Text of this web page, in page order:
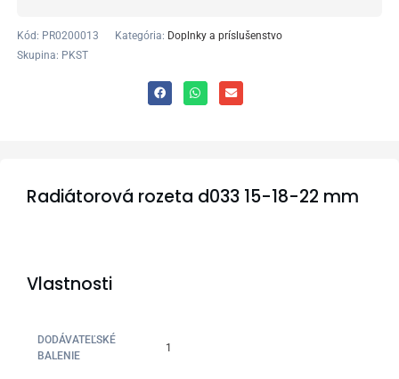
Kód: PR0200013 Kategória: Doplnky a príslušenstvo
Skupina: PKST
Radiátorová rozeta d033 15-18-22 mm
Vlastnosti
DODÁVATEĽSKÉ
BALENIE
1